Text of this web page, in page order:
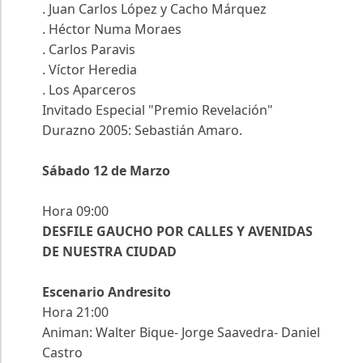
. Juan Carlos López y Cacho Márquez
. Héctor Numa Moraes
. Carlos Paravis
. Víctor Heredia
. Los Aparceros
Invitado Especial "Premio Revelación"
Durazno 2005: Sebastián Amaro.
Sábado 12 de Marzo
Hora 09:00
DESFILE GAUCHO POR CALLES Y AVENIDAS
DE NUESTRA CIUDAD
Escenario Andresito
Hora 21:00
Animan: Walter Bique- Jorge Saavedra- Daniel
Castro